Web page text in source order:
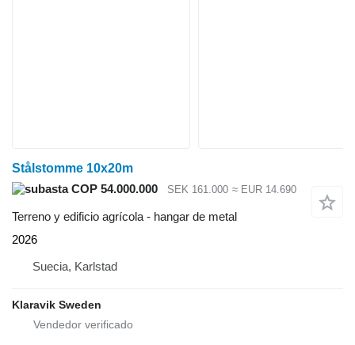
Stålstomme 10x20m
COP 54.000.000
SEK 161.000 ≈ EUR 14.690
Terreno y edificio agrícola - hangar de metal
2026
Suecia, Karlstad
Klaravik Sweden